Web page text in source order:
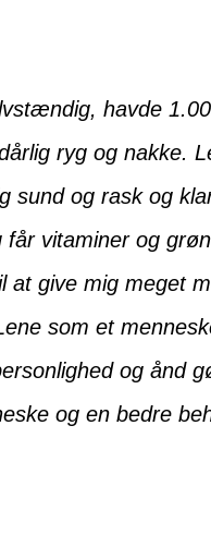
havde
ryg og nakke.
sund og rask og
vitaminer og
at give mig meget
som et
og ånd
og en bedre